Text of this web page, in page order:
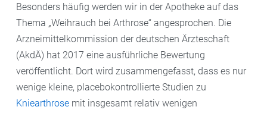
Besonders häufig werden wir in der Apotheke auf das
Thema „Weihrauch bei Arthrose“ angesprochen. Die
Arzneimittelkommission der deutschen Ärzteschaft
(AkdÄ) hat 2017 eine ausführliche Bewertung
veröffentlicht. Dort wird zusammengefasst, dass es nur
wenige kleine, placebokontrollierte Studien zu
Kniearthrose mit insgesamt relativ wenigen